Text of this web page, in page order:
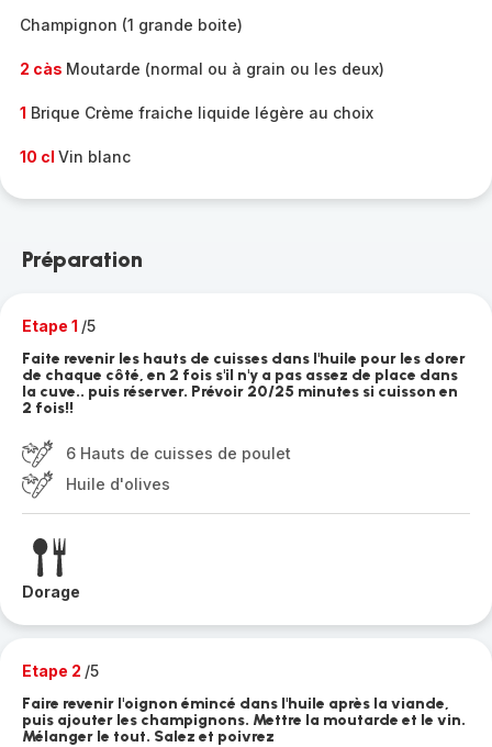
Champignon (1 grande boite)
2 càs Moutarde (normal ou à grain ou les deux)
1 Brique Crème fraiche liquide légère au choix
10 cl Vin blanc
Préparation
Etape 1 /5
Faite revenir les hauts de cuisses dans l'huile pour les dorer
de chaque côté, en 2 fois s'il n'y a pas assez de place dans
la cuve.. puis réserver. Prévoir 20/25 minutes si cuisson en
2 fois!!
6 Hauts de cuisses de poulet
Huile d'olives
Dorage
Etape 2 /5
Faire revenir l'oignon émincé dans l'huile après la viande,
puis ajouter les champignons. Mettre la moutarde et le vin.
Mélanger le tout. Salez et poivrez